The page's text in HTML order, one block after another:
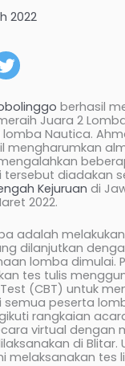
2022
berhasil
Juara 2
lomba Nautica.
mengharumkan
tersebut diadakan
Kejuruan di
2022.
adalah
dilanjutkan
lomba dimulai.
tes tulis
(CBT) untuk
peserta
rangkaian
virtual dengan
di Blitar.
melaksanakan tes